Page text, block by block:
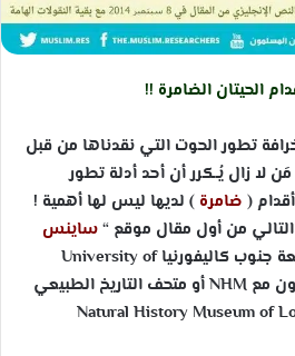
الحيتان الضامرة !!
تطور الحوت التي نقدناها من قبل
زال يُـكرر أن أحد أدلة تطور
( ضامرة ) لديها ليس لها أهمية !
من أول مقال موقع “ساينس
جنوب كاليفورنياUniversity of
مع NHMأو متحف التاريخ الطبيعي
Natural History Museum of